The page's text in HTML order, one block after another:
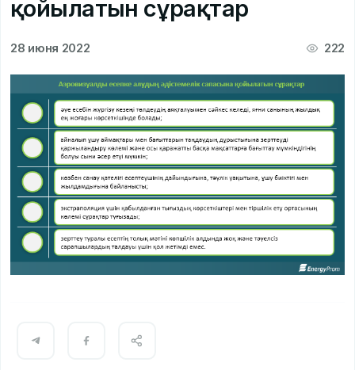
қойылатын сұрақтар
28 июня 2022 222